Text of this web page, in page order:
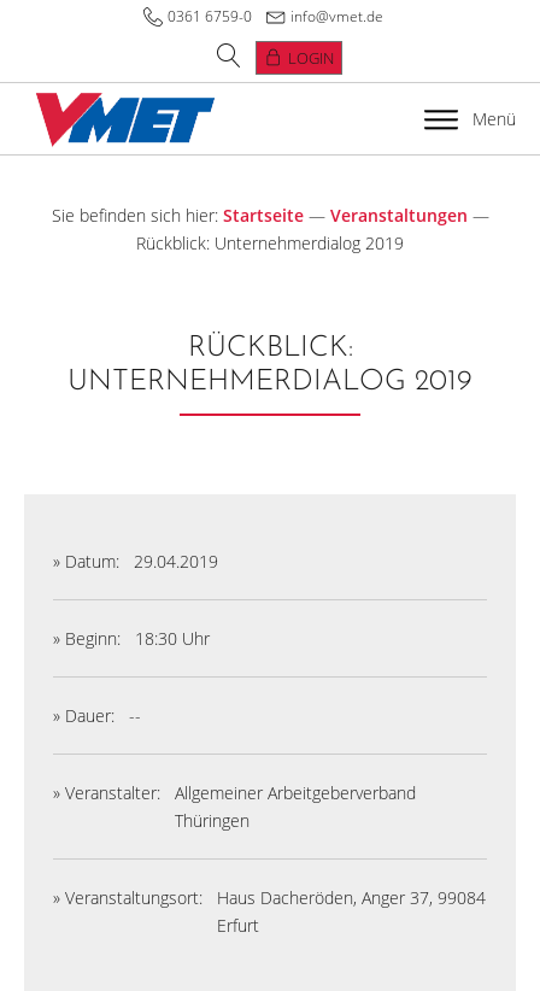
0361 6759-0 info@vmet.de
LOGIN
Menü
Sie befinden sich hier: Startseite— Veranstaltungen —
Rückblick: Unternehmerdialog 2019
RÜCKBLICK:
UNTERNEHMERDIALOG 2019
» Datum: 29.04.2019
» Beginn: 18:30 Uhr
» Dauer: --
» Veranstalter:
Allgemeiner Arbeitgeberverband
Thüringen
» Veranstaltungsort:
Haus Dacheröden, Anger 37, 99084
Erfurt